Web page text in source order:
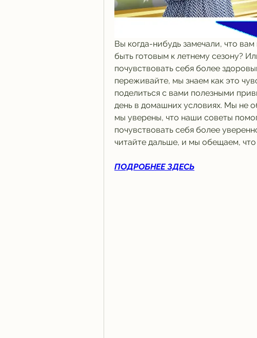
Вы когда-нибудь замечали, что
быть готовым к летнему сезону?
почувствовать себя более
переживайте, мы знаем как это
поделиться с вами полезными
день в домашних условиях. Мы не
мы уверены, что наши советы
почувствовать себя более
читайте дальше, и мы обещаем,
ПОДРОБНЕЕ ЗДЕСЬ